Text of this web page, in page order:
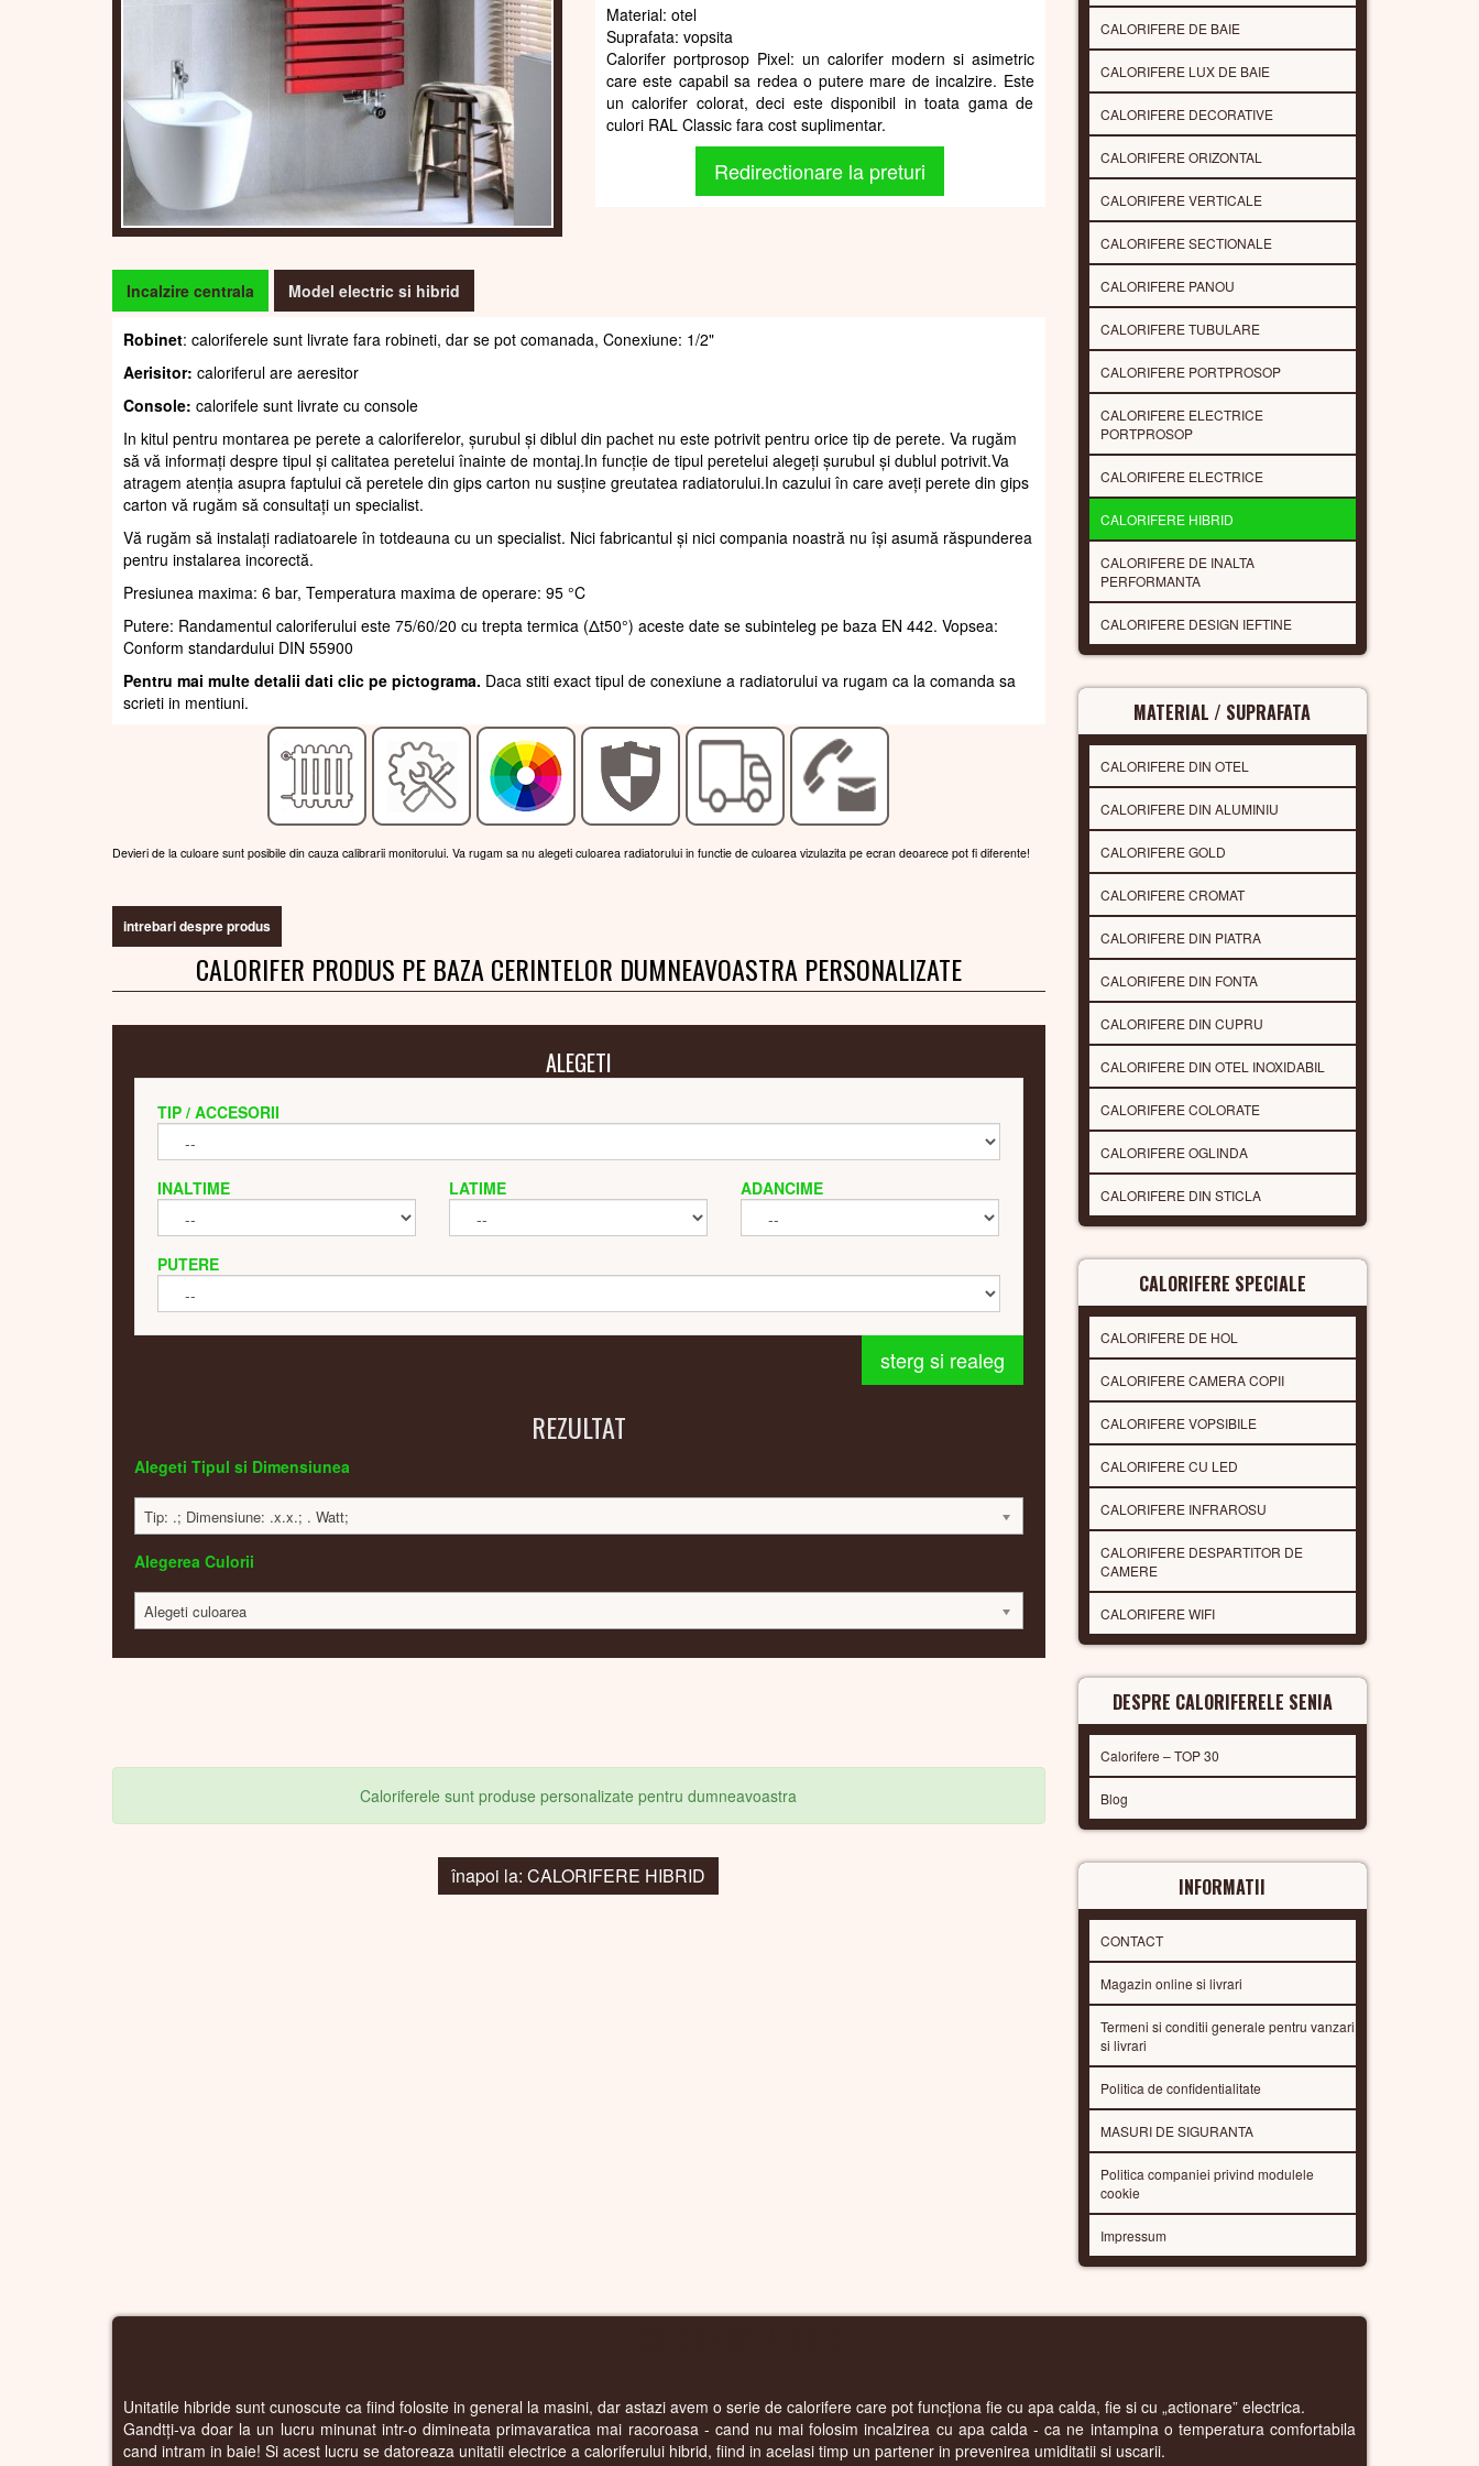
Material: otel
Suprafata: vopsita
Calorifer portprosop Pixel: un calorifer modern si asimetric
care este capabil sa redea o putere mare de incalzire. Este
un calorifer colorat, deci este disponibil in toata gama de
culori RAL Classic fara cost suplimentar.
Redirectionare la preturi
Incalzire centrala Model electric si hibrid
Robinet: caloriferele sunt livrate fara robineti, dar se pot comanada, Conexiune: 1/2"
Aerisitor: caloriferul are aeresitor
Console: calorifele sunt livrate cu console
In kitul pentru montarea pe perete a caloriferelor, șurubul și diblul din pachet nu este potrivit pentru orice tip de perete. Va rugăm
să vă informați despre tipul și calitatea peretelui înainte de montaj.In funcție de tipul peretelui alegeți șurubul și dublul potrivit.Va
atragem atenția asupra faptului că peretele din gips carton nu susține greutatea radiatorului.In cazului în care aveți perete din gips
carton vă rugăm să consultați un specialist.
Vă rugăm să instalați radiatoarele în totdeauna cu un specialist. Nici fabricantul și nici compania noastră nu își asumă răspunderea
pentru instalarea incorectă.
Presiunea maxima: 6 bar, Temperatura maxima de operare: 95 °C
Putere: Randamentul caloriferului este 75/60/20 cu trepta termica (Δt50°) aceste date se subinteleg pe baza EN 442. Vopsea:
Conform standardului DIN 55900
Pentru mai multe detalii dati clic pe pictograma. Daca stiti exact tipul de conexiune a radiatorului va rugam ca la comanda sa
scrieti in mentiuni.
Devieri de la culoare sunt posibile din cauza calibrarii monitorului. Va rugam sa nu alegeti culoarea radiatorului in functie de culoarea vizulazita pe ecran deoarece pot fi diferente!
intrebari despre produs
CALORIFER PRODUS PE BAZA CERINTELOR DUMNEAVOASTRA PERSONALIZATE
ALEGETI
TIP / ACCESORII
INALTIME LATIME ADANCIME
PUTERE
sterg si realeg
REZULTAT
Alegeti Tipul si Dimensiunea
Tip: .; Dimensiune: .x.x.; . Watt;
Alegerea Culorii
Alegeti culoarea
Caloriferele sunt produse personalizate pentru dumneavoastra
înapoi la: CALORIFERE HIBRID
CALORIFERE DE BAIE
CALORIFERE LUX DE BAIE
CALORIFERE DECORATIVE
CALORIFERE ORIZONTAL
CALORIFERE VERTICALE
CALORIFERE SECTIONALE
CALORIFERE PANOU
CALORIFERE TUBULARE
CALORIFERE PORTPROSOP
CALORIFERE ELECTRICE
PORTPROSOP
CALORIFERE ELECTRICE
CALORIFERE HIBRID
CALORIFERE DE INALTA
PERFORMANTA
CALORIFERE DESIGN IEFTINE
MATERIAL / SUPRAFATA
CALORIFERE DIN OTEL
CALORIFERE DIN ALUMINIU
CALORIFERE GOLD
CALORIFERE CROMAT
CALORIFERE DIN PIATRA
CALORIFERE DIN FONTA
CALORIFERE DIN CUPRU
CALORIFERE DIN OTEL INOXIDABIL
CALORIFERE COLORATE
CALORIFERE OGLINDA
CALORIFERE DIN STICLA
CALORIFERE SPECIALE
CALORIFERE DE HOL
CALORIFERE CAMERA COPII
CALORIFERE VOPSIBILE
CALORIFERE CU LED
CALORIFERE INFRAROSU
CALORIFERE DESPARTITOR DE
CAMERE
CALORIFERE WIFI
DESPRE CALORIFERELE SENIA
Calorifere – TOP 30
Blog
INFORMATII
CONTACT
Magazin online si livrari
Termeni si conditii generale pentru vanzari
si livrari
Politica de confidentialitate
MASURI DE SIGURANTA
Politica companiei privind modulele
cookie
Impressum
Unitatile hibride sunt cunoscute ca fiind folosite in general la masini, dar astazi avem o serie de calorifere care pot funcționa fie cu apa calda, fie si cu „actionare” electrica.
Gandtți-va doar la un lucru minunat intr-o dimineata primavaratica mai racoroasa - cand nu mai folosim incalzirea cu apa calda - ca ne intampina o temperatura comfortabila
cand intram in baie! Si acest lucru se datoreaza unitatii electrice a caloriferului hibrid, fiind in acelasi timp un partener in prevenirea umiditatii si uscarii.